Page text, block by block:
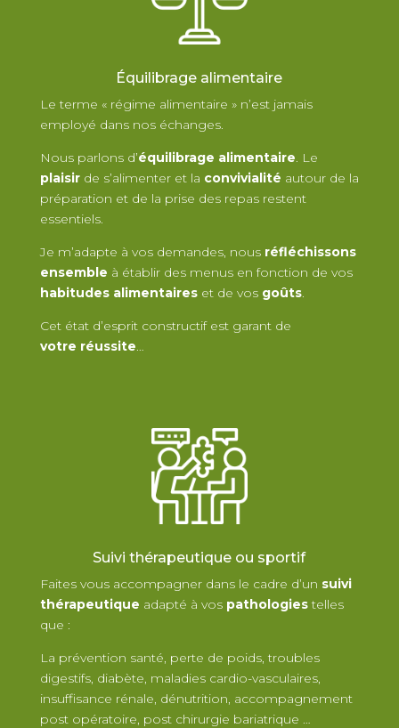
Équilibrage alimentaire
Le terme « régime alimentaire » n’est jamais
employé dans nos échanges.
Nous parlons d’équilibrage alimentaire. Le
plaisirde s’alimenter et la convivialité autour de la
préparation et de la prise des repas restent
essentiels.
Je m’adapte à vos demandes, nous réfléchissons
ensemble à établir des menus en fonction de vos
habitudes alimentaireset de vos goûts.
Cet état d’esprit constructif est garant de
votre réussite…
Suivi thérapeutique ou sportif
Faites vous accompagner dans le cadre d’un suivi
thérapeutique adapté à vos pathologiestelles
que :
La prévention santé, perte de poids, troubles
digestifs, diabète, maladies cardio-vasculaires,
insuffisance rénale, dénutrition, accompagnement
post opératoire, post chirurgie bariatrique …